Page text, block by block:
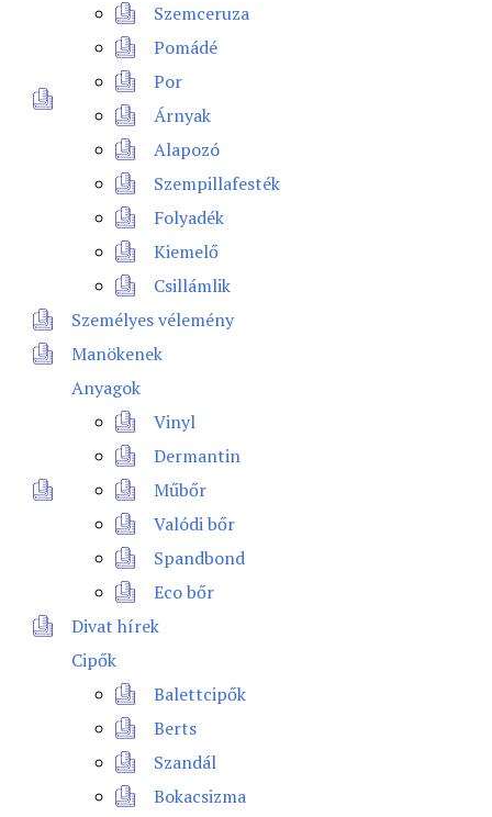
Szemceruza
Pomádé
Por
Árnyak
Alapozó
Szempillafesték
Folyadék
Kiemelő
Csillámlik
Személyes vélemény
Manökenek
Anyagok
Vinyl
Dermantin
Műbőr
Valódi bőr
Spandbond
Eco bőr
Divat hírek
Cipők
Balettcipők
Berts
Szandál
Bokacsizma